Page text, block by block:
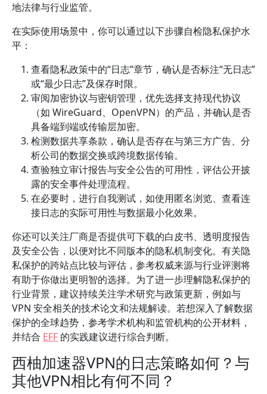
地法律与行业监管。
在实际使用场景中，你可以通过以下步骤自检隐私保护水
平：
查看隐私政策中的“日志”章节，确认是否标注“无日志”
或“最少日志”及保存时限。
审阅加密协议与密钥管理，优先选择支持现代协议
（如 WireGuard、OpenVPN）的产品，并确认是否
具备端到端或传输层加密。
检测数据共享条款，确认是否存在与第三方广告、分
析公司的数据交换或跨境数据传输。
查验独立审计报告与安全公告的可用性，评估公开披
露的安全事件处理流程。
在必要时，进行自我测试，如使用匿名浏览、查看连
接日志的实际可用性与数据最小化效果。
你还可以关注厂商是否提供可下载的白皮书、透明度报告
及安全公告，以便对比不同版本的隐私机制变化。有关隐
私保护的跨站点比较与评估，参考权威来源与行业评测将
有助于你做出更明智的选择。为了进一步理解隐私保护的
行业背景，建议持续关注学术研究与政策更新，例如与
VPN 安全相关的技术论文和法规解读。若想深入了解数据
保护的全球趋势，参考学术机构和监管机构的公开材料，
并结合 EFF 的实践建议进行综合判断。
西柚加速器VPN的日志策略如何？与
其他VPN相比有何不同？